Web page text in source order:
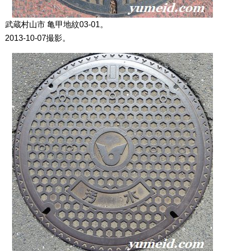
武蔵村山市 亀甲地紋03-01。
2013-10-07撮影。